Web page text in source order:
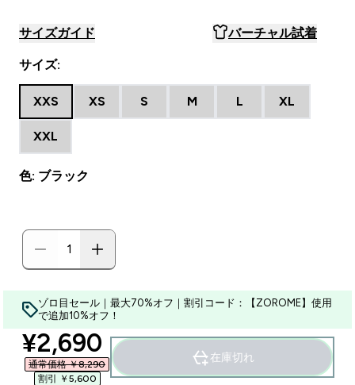
サイズガイド バーチャル試着
サイズ:
XXS XS S M L XL
XXL
色: ブラック
ゾロ目セール｜最大70%オフ｜割引コード：【ZOROME】使用
で追加10%オフ！
discounted price
¥2,690‎
通常価格 ￥8,290‎
割引 ￥5,600‎
在庫切れ